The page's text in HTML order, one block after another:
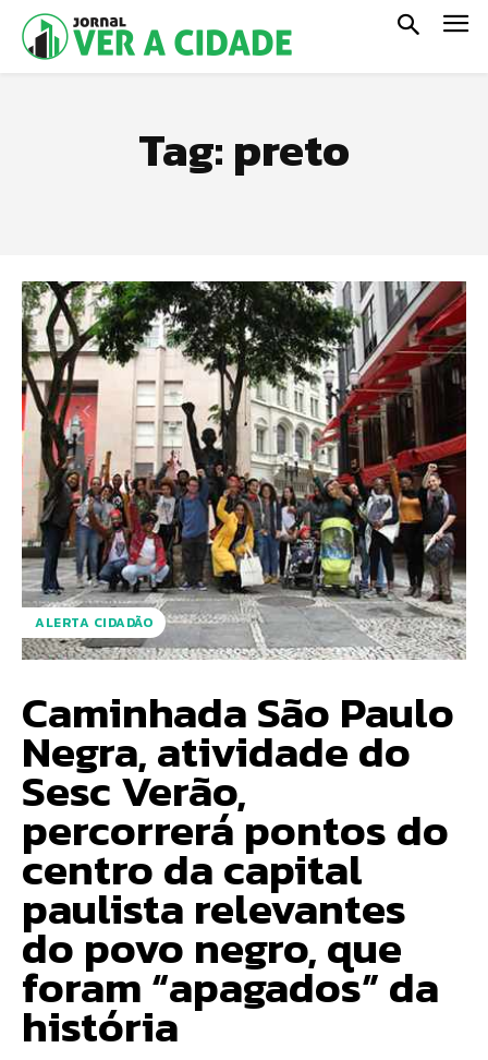
Tag:preto
ALERTA CIDADÃO
Caminhada São Paulo
Negra, atividade do
Sesc Verão,
percorrerá pontos do
centro da capital
paulista relevantes
do povo negro, que
foram “apagados” da
história